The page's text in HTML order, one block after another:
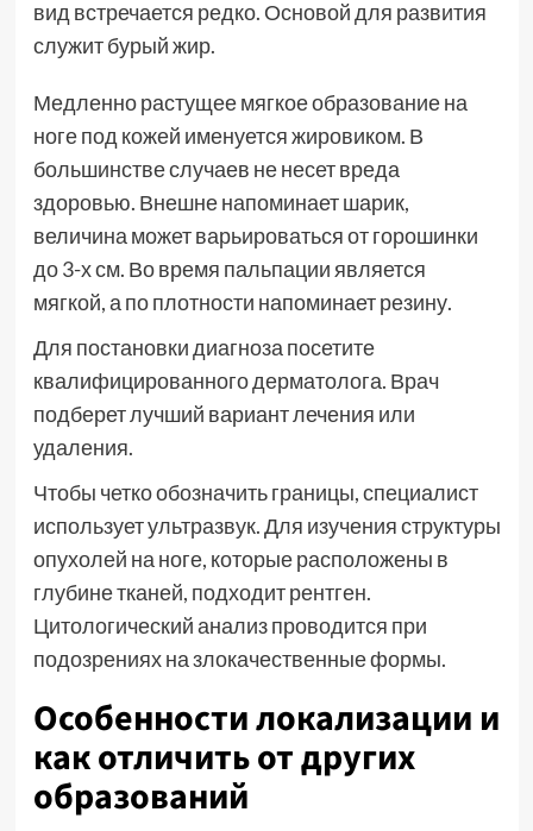
вид встречается редко. Основой для развития
служит бурый жир.
Медленно растущее мягкое образование на
ноге под кожей именуется жировиком. В
большинстве случаев не несет вреда
здоровью. Внешне напоминает шарик,
величина может варьироваться от горошинки
до 3-х см. Во время пальпации является
мягкой, а по плотности напоминает резину.
Для постановки диагноза посетите
квалифицированного дерматолога. Врач
подберет лучший вариант лечения или
удаления.
Чтобы четко обозначить границы, специалист
использует ультразвук. Для изучения структуры
опухолей на ноге, которые расположены в
глубине тканей, подходит рентген.
Цитологический анализ проводится при
подозрениях на злокачественные формы.
Особенности локализации и
как отличить от других
образований